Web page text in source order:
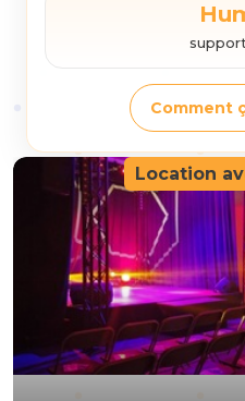
Comment
Location